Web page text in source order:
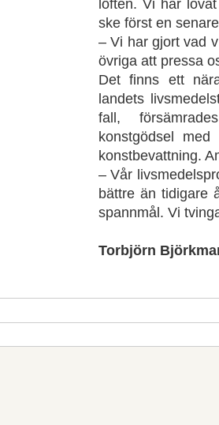
löften. Vi har
ske först en
– Vi har gjort vad
övriga att pressa
Det finns ett
landets
fall,
konstgödsel
konstbevattning.
– Vår
bättre än tidigare
spannmål. Vi
Torbjörn